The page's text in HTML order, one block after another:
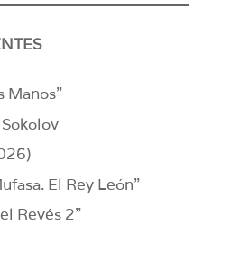
Manos”
El Rey León”
Revés 2”